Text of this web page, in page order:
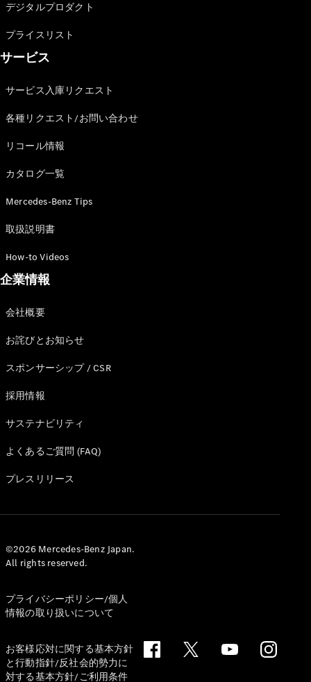
デジタルプロダクト
プライスリスト
サービス
サービス入庫リクエスト
各種リクエスト/お問い合わせ
リコール情報
カタログ一覧
Mercedes-Benz Tips
取扱説明書
How-to Videos
企業情報
会社概要
お詫びとお知らせ
スポンサーシップ / CSR
採用情報
サステナビリティ
よくあるご質問 (FAQ)
プレスリリース
©2026 Mercedes-Benz Japan.
All rights reserved.
プライバシーポリシー/個人
情報の取り扱いについて
お客様応対に関する基本方針
と行動指針/反社会的勢力に
対する基本方針/ご利用条件